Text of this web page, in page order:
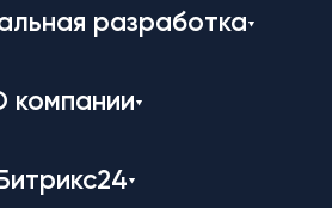
разработка
компании
Битрикс24